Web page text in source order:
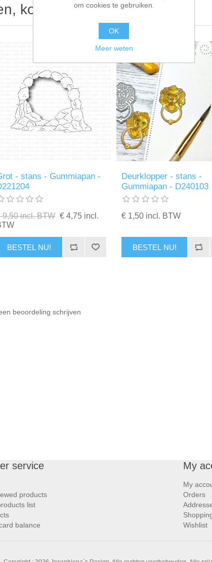
kochten ook
- stans - Gummiapan -
9,50 incl. BTW € 4,75 incl.
BESTEL NU!
Deurklopper - stans -
Gummiapan - D240103
€ 1,50 incl. BTW
BESTEL NU!
beoordeling schrijven
service
products
list
balance
My
My
Orders
Wishlist
om cookies te gebruiken.
OK
Meer weten